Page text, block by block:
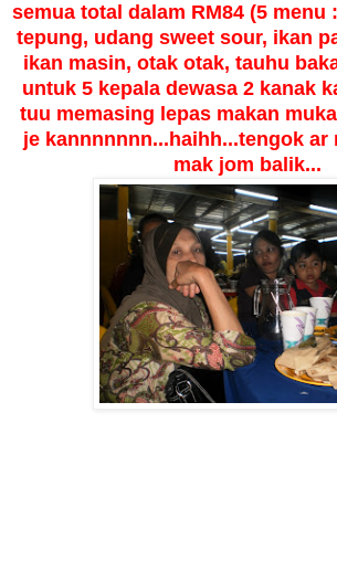
semua total dalam RM84 (5 menu
tepung, udang sweet sour, ikan
ikan masin, otak otak, tauhu
untuk 5 kepala dewasa 2 kanak
tuu memasing lepas makan
je kannnnnnn...haihh...tengok ar
mak jom balik...